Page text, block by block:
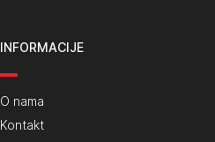
INFORMACIJE
O nama
Kontakt